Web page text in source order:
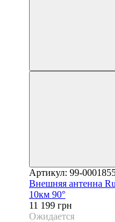
Артикул: 99-
Внешняя антенна
10км 90°
11 199 грн
Ожидается